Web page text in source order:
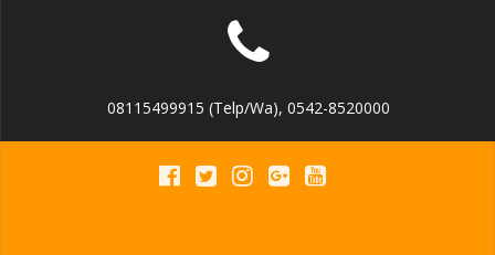
08115499915 (Telp/Wa), 0542-8520000